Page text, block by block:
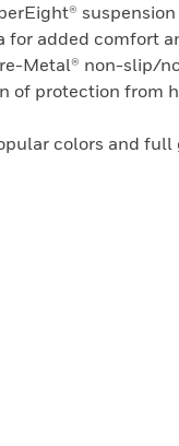
for added comfort
Metal® non-slip/
of protection from
colors and